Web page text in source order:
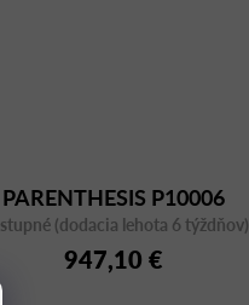
PARENTHESIS P10006
NERO
(dodacia lehota 6 týždňov)
947,10 €